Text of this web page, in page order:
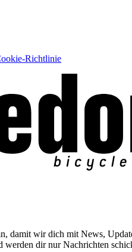
Richtlinie
damit wir dich mit News,
dir nur Nachrichten